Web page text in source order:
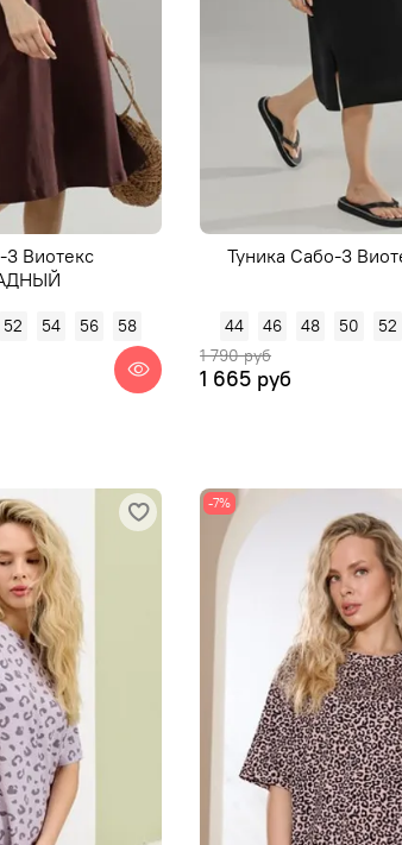
3 Виотекс
52 54 56
58
Туника Сабо-3
44 46 48 50 52
1 790 руб
1 665 руб
-7%